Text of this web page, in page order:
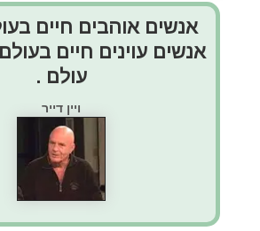
אנשים אוהבים חיים
אנשים עוינים חיים בעולם
עולם .
ויין דייר